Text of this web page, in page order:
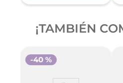
¡TAMBIÉN
-40 %